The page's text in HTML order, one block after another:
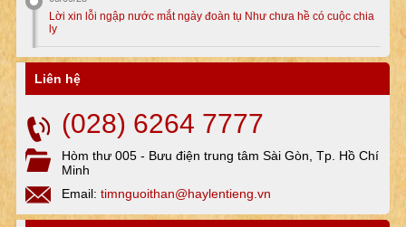
Lời xin lỗi ngập nước mắt ngày đoàn tụ Như chưa hề có cuộc chia
ly
Liên hệ
(028) 6264 7777
Hòm thư 005 - Bưu điện trung tâm Sài Gòn, Tp. Hồ Chí
Minh
Email: timnguoithan@haylentieng.vn